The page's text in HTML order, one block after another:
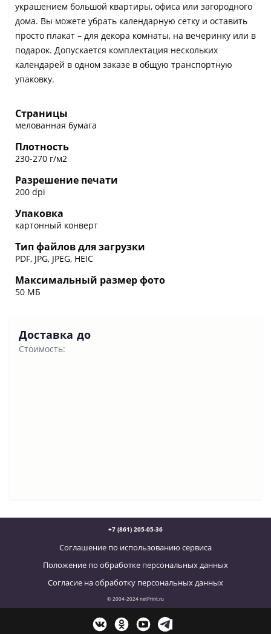
украшением большой квартиры, офиса или загородного
дома. Вы можете убрать календарную сетку и оставить
просто плакат – для декора комнаты, на вечеринку или в
подарок. Допускается комплектация нескольких
календарей в одном заказе в общую транспортную
упаковку.
Страницы
мелованная бумага
Плотность
230-270 г/м2
Разрешение печати
200 dpi
Упаковка
картонный конверт
Тип файлов для загрузки
PDF, JPG, JPEG, HEIC
Максимальный размер фото
50 МБ
Доставка до
Стоимость:
+7 (861) 205-05-36
Соглашение по использованию сервиса
Положение по обработке персональных данных
Согласие на обработку персональных данных
© 2004-2024 netPrint.ru